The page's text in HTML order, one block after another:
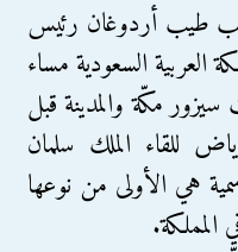
طيب أردوغان رئيس
العربية السعودية مساء
حيث سيزور مكّة والمدينة قبل
للقاء الملك سلمان
هي الأولى من نوعها
المملكة.